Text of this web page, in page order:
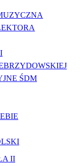
ŚDM
II